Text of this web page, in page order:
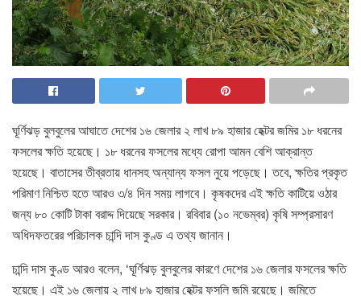
ঘূর্ণিঝড় বুলবুলের আঘাতে দেশের ১৬ জেলার ২ লাখ ৮৯ হাজার হেক্টর জমির ১৮ ধরনের
ফসলের ক্ষতি হয়েছে। ১৮ ধরনের ফসলের মধ্যে রোপা আমন বেশি আক্রান্ত
হয়েছে। বাতাসের তীব্রতায় ধানসহ অন্যান্য ফসল নুয়ে পড়েছে। তবে, ক্ষতির প্রকৃত
পরিমাণ নিশ্চিত হতে আরও ৩/৪ দিন সময় লাগবে। কৃষকদের এই ক্ষতি কাটিয়ে ওঠার
জন্য ৮০ কোটি টাকা বরাদ্দ দিয়েছে সরকার। রবিবার (১০ নভেম্বর) কৃষি সম্প্রসারণ
অধিদফতরের পরিচালক চান্দি দাস কুণ্ড এ তথ্য জানান।
চান্দি দাস কুণ্ড আরও বলেন, ‘ঘূর্ণিঝড় বুলবুলের কারণে দেশের ১৬ জেলার ফসলের ক্ষতি
হয়েছে। এই ১৬ জেলায় ২ লাখ ৮৯ হাজার হেক্টর ফসলি জমি রয়েছে। জমিতে